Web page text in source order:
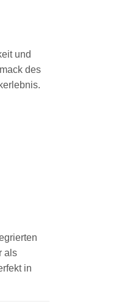
und
des
als
in